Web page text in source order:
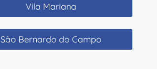
Vila Mariana
São Bernardo do Campo